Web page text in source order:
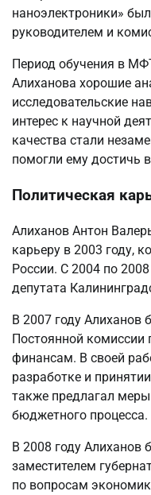
наноэлектроники»
руководителем и
Период обучения в
Алиханова хорошие
исследовательские
интерес к научной
качества стали
помогли ему достичь
Политическая
Алиханов Антон
карьеру в 2003 году,
России. С 2004 по
депутата
В 2007 году Алиханов
Постоянной комиссии
финансам. В своей
разработке и
также предлагал
бюджетного процесса.
В 2008 году Алиханов
заместителем
по вопросам